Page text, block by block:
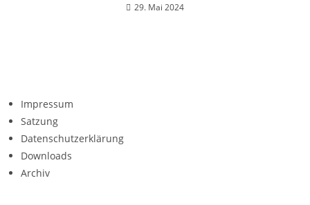
29. Mai 2024
Impressum
Satzung
Datenschutzerklärung
Downloads
Archiv